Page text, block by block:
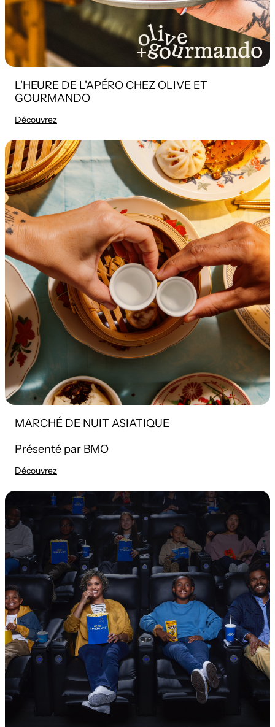
L'HEURE DE L'APÉRO CHEZ OLIVE ET
GOURMANDO
Découvrez
MARCHÉ DE NUIT ASIATIQUE
Présenté par BMO
Découvrez